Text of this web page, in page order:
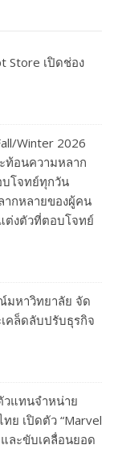
Store เปิดช่อง
Winter 2026
ท้อนความหลาก
บโจทย์ทุกวัน
ากหลายของผู้คน
ต่งตัวที่ตอบโจทย์
มหาวิทยาลัย จัด
คล็ดลับปรับธุรกิจ
แทนจำหน่าย
ย เปิดตัว “Marvel
ละขับเคลื่อนยอด